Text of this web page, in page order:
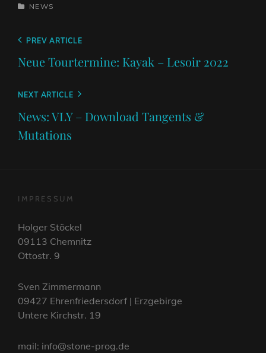
CATEGORIES
NEWS
Beitragsnavigation
Previous
PREV ARTICLE
Neue Tourtermine: Kayak – Lesoir 2022
Next
NEXT ARTICLE
News: VLY – Download Tangents &
Mutations
IMPRESSUM
Holger Stöckel
09113 Chemnitz
Ottostr. 9
Sven Zimmermann
09427 Ehrenfriedersdorf | Erzgebirge
Untere Kirchstr. 19
mail: info@stone-prog.de